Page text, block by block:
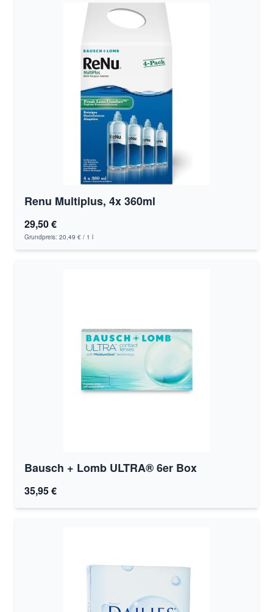
Renu Multiplus, 4x 360ml
29,50 €
Grundpreis: 20,49 € / 1 l
Bausch + Lomb ULTRA® 6er Box
35,95 €